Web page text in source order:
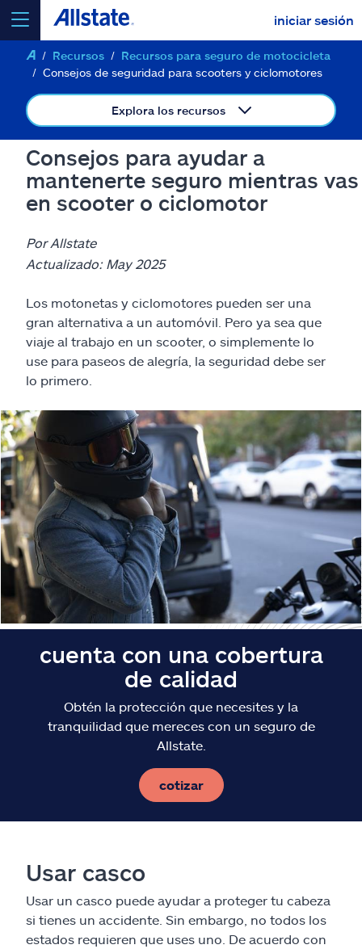
iniciar sesión
seleccionar un producto paracotizar
Select a Product
Seguros y más
Recursos
Reclamos
Asistencia y apoyo
Buscar agente
Explore Allstate
Ashburn, VA 20146
English
Recursos
Recursos para seguro de motocicleta
Consejos de seguridad para scooters y ciclomotores
Explora los recursos
Consejos para ayudar a
mantenerte seguro mientras vas
en scooter o ciclomotor
Por Allstate
Actualizado: May 2025
Los motonetas y ciclomotores pueden ser una
gran alternativa a un automóvil. Pero ya sea que
viaje al trabajo en un scooter, o simplemente lo
use para paseos de alegría, la seguridad debe ser
lo primero.
cuenta con una cobertura
de calidad
Obtén la protección que necesites y la
tranquilidad que mereces con un seguro de
Allstate.
cotizar
Usar casco
Usar un casco puede ayudar a proteger tu cabeza
si tienes un accidente. Sin embargo, no todos los
estados requieren que uses uno. De acuerdo con